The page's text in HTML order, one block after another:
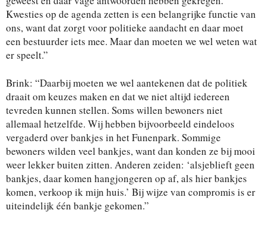
Kwesties op de agenda zetten is een belangrijke functie van
ons, want dat zorgt voor politieke aandacht en daar moet
een bestuurder iets mee. Maar dan moeten we wel weten wat
er speelt.”
Brink: “Daarbij moeten we wel aantekenen dat de politiek
draait om keuzes maken en dat we niet altijd iedereen
tevreden kunnen stellen. Soms willen bewoners niet
allemaal hetzelfde. Wij hebben bijvoorbeeld eindeloos
vergaderd over bankjes in het Funenpark. Sommige
bewoners wilden veel bankjes, want dan konden ze bij mooi
weer lekker buiten zitten. Anderen zeiden: ‘alsjeblieft geen
bankjes, daar komen hangjongeren op af, als hier bankjes
komen, verkoop ik mijn huis.’ Bij wijze van compromis is er
uiteindelijk één bankje gekomen.”